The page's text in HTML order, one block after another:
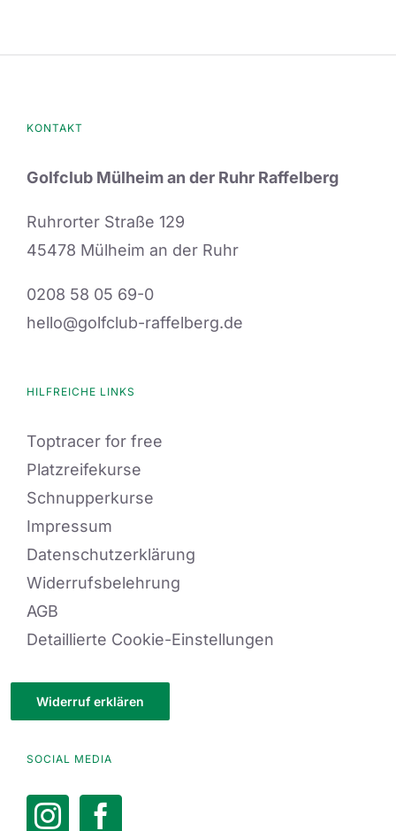
KONTAKT
Golfclub Mülheim an der Ruhr Raffelberg
Ruhrorter Straße 129
45478 Mülheim an der Ruhr
0208 58 05 69-0
hello@golfclub-raffelberg.de
HILFREICHE LINKS
Toptracer for free
Platzreifekurse
Schnupperkurse
Impressum
Datenschutzerklärung
Widerrufsbelehrung
AGB
Detaillierte Cookie-Einstellungen
Widerruf erklären
SOCIAL MEDIA